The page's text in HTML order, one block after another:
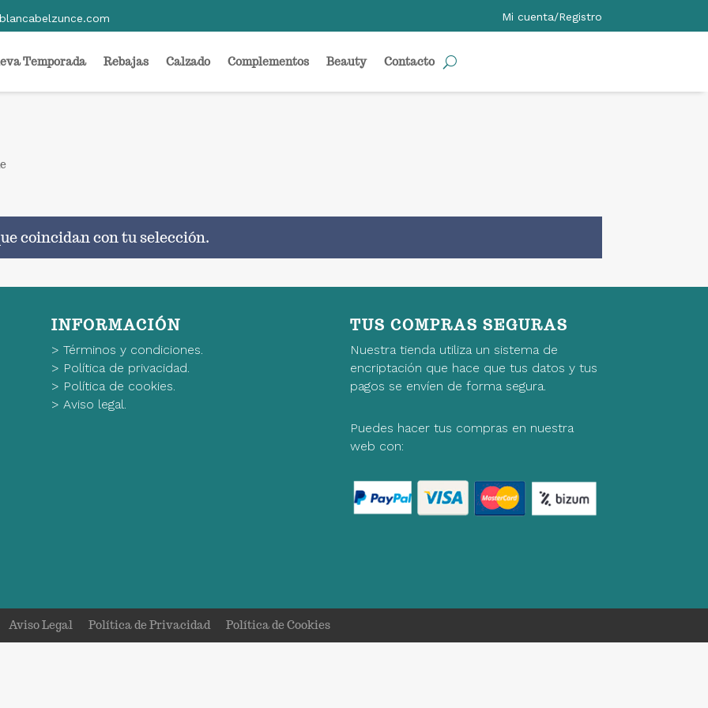
Mi cuenta/Registro
Temporada Rebajas Calzado Complementos Beauty Contacto
coincidan con tu selección.
INFORMACIÓN
> Términos y condiciones.
> Política de privacidad.
> Política de cookies.
> Aviso legal.
TUS COMPRAS SEGURAS
Nuestra tienda utiliza un sistema de
encriptación que hace que tus datos y tus
pagos se envíen de forma segura.
Puedes hacer tus compras en nuestra
web con:
Aviso Legal Política de Privacidad Política de Cookies